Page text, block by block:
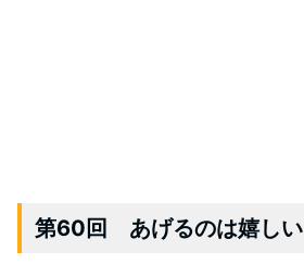
第60回 あげるのは嬉しい